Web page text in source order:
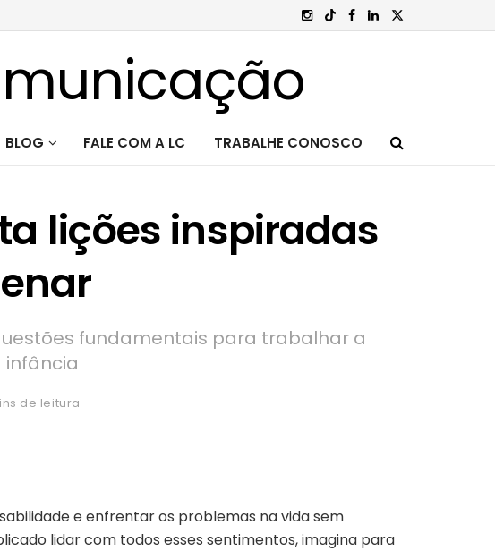
BLOG FALE COM A LC TRABALHE CONOSCO
lições inspiradas
fundamentais para trabalhar a
de leitura
e enfrentar os problemas na vida sem
lidar com todos esses sentimentos, imagina para